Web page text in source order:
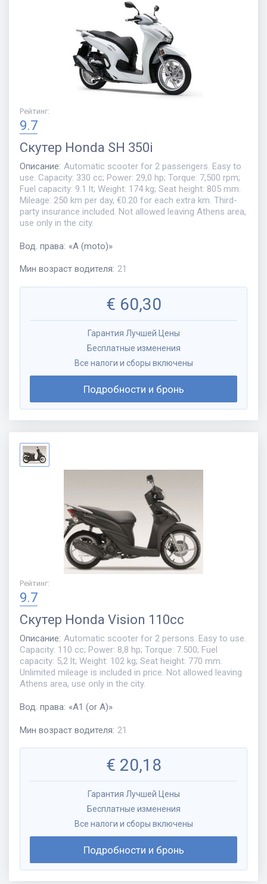
Рейтинг:
9.7
Скутер Honda SH 350i
Описание: Automatic scooter for 2 passengers. Easy to
use. Capacity: 330 cc; Power: 29,0 hp; Torque: 7,500 rpm;
Fuel capacity: 9.1 lt; Weight: 174 kg; Seat height: 805 mm.
Mileage: 250 km per day, €0.20 for each extra km. Third-
party insurance included. Not allowed leaving Athens area,
use only in the city.
Вод. права: «A (moto)»
Мин возраст водителя: 21
€ 60,30
Гарантия Лучшей Цены
Бесплатные изменения
Все налоги и сборы включены
Подробности и бронь
Рейтинг:
9.7
Скутер Honda Vision 110cc
Описание: Automatic scooter for 2 persons. Easy to use.
Capacity: 110 cc; Power: 8,8 hp; Torque: 7.500; Fuel
capacity: 5,2 lt; Weight: 102 kg; Seat height: 770 mm.
Unlimited mileage is included in price. Not allowed leaving
Athens area, use only in the city.
Вод. права: «A1 (or A)»
Мин возраст водителя: 21
€ 20,18
Гарантия Лучшей Цены
Бесплатные изменения
Все налоги и сборы включены
Подробности и бронь